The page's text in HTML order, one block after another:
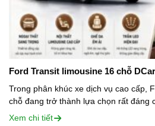
Ford Transit limousine 16 chỗ
Trong phân khúc xe dịch vụ cao cấp,
chỗ đang trở thành lựa chọn rất đáng
doanh nghiệp du lịch, công ty đưa đón
Xem chi tiết